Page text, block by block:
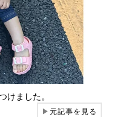
けました。
▶元記事を見る